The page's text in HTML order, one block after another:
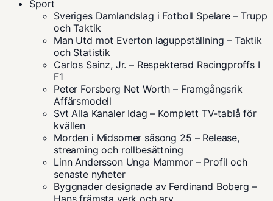
Sport
Sveriges Damlandslag i Fotboll Spelare – Trupp
och Taktik
Man Utd mot Everton laguppställning – Taktik
och Statistik
Carlos Sainz, Jr. – Respekterad Racingproffs I
F1
Peter Forsberg Net Worth – Framgångsrik
Affärsmodell
Svt Alla Kanaler Idag – Komplett TV-tablå för
kvällen
Morden i Midsomer säsong 25 – Release,
streaming och rollbesättning
Linn Andersson Unga Mammor – Profil och
senaste nyheter
Byggnader designade av Ferdinand Boberg –
Hans främsta verk och arv